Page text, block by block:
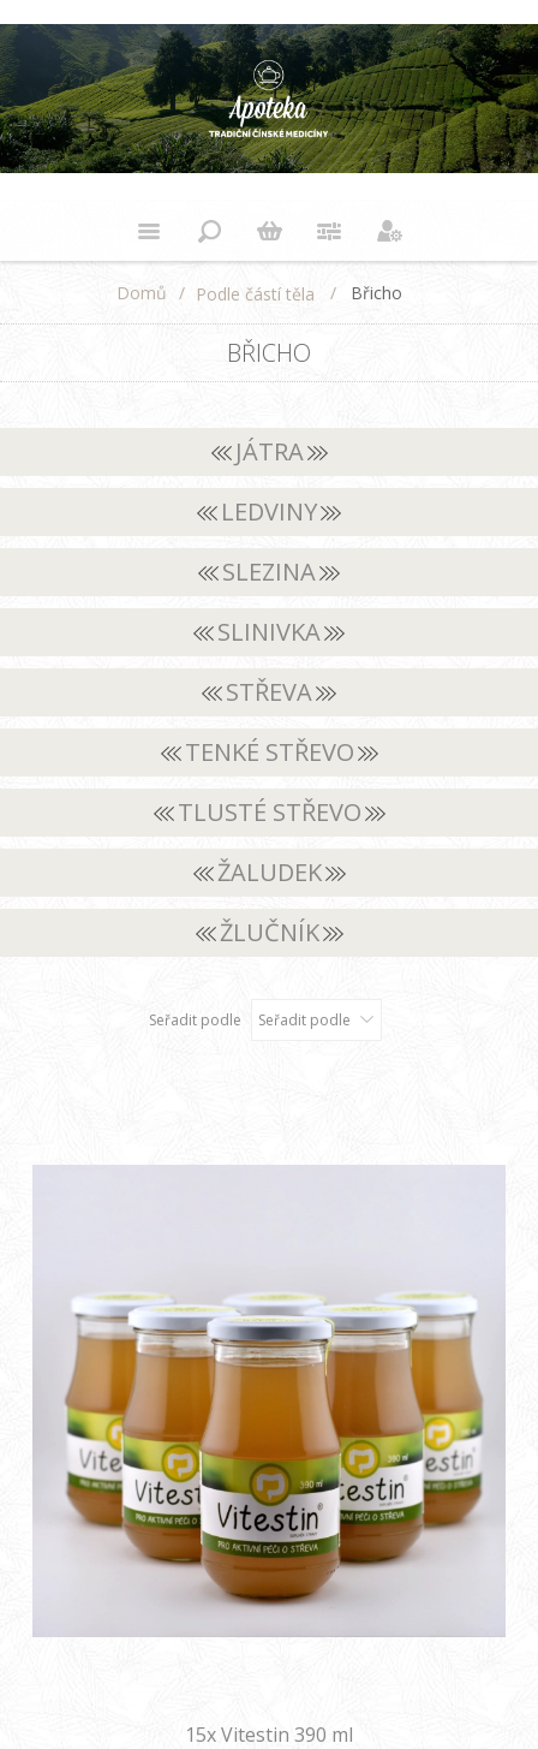
Domů / Podle částí těla / Břicho
BŘICHO
JÁTRA
LEDVINY
SLEZINA
SLINIVKA
STŘEVA
TENKÉ STŘEVO
TLUSTÉ STŘEVO
ŽALUDEK
ŽLUČNÍK
Seřadit podle Seřadit podle
15x Vitestin 390 ml